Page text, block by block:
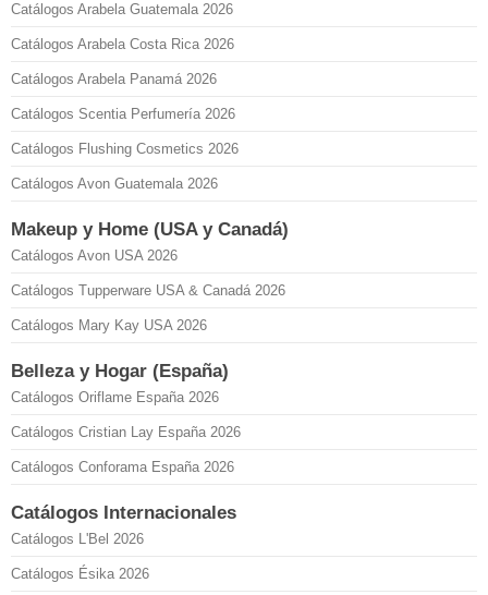
Catálogos Arabela Guatemala 2026
Catálogos Arabela Costa Rica 2026
Catálogos Arabela Panamá 2026
Catálogos Scentia Perfumería 2026
Catálogos Flushing Cosmetics 2026
Catálogos Avon Guatemala 2026
Makeup y Home (USA y Canadá)
Catálogos Avon USA 2026
Catálogos Tupperware USA & Canadá 2026
Catálogos Mary Kay USA 2026
Belleza y Hogar (España)
Catálogos Oriflame España 2026
Catálogos Cristian Lay España 2026
Catálogos Conforama España 2026
Catálogos Internacionales
Catálogos L'Bel 2026
Catálogos Ésika 2026